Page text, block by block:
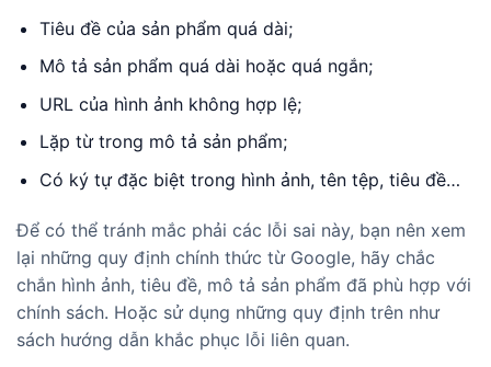
Tiêu đề của sản phẩm quá dài;
Mô tả sản phẩm quá dài hoặc quá ngắn;
URL của hình ảnh không hợp lệ;
Lặp từ trong mô tả sản phẩm;
Có ký tự đặc biệt trong hình ảnh, tên tệp, tiêu đề…
Để có thể tránh mắc phải các lỗi sai này, bạn nên xem
lại những quy định chính thức từ Google, hãy chắc
chắn hình ảnh, tiêu đề, mô tả sản phẩm đã phù hợp với
chính sách. Hoặc sử dụng những quy định trên như
sách hướng dẫn khắc phục lỗi liên quan.